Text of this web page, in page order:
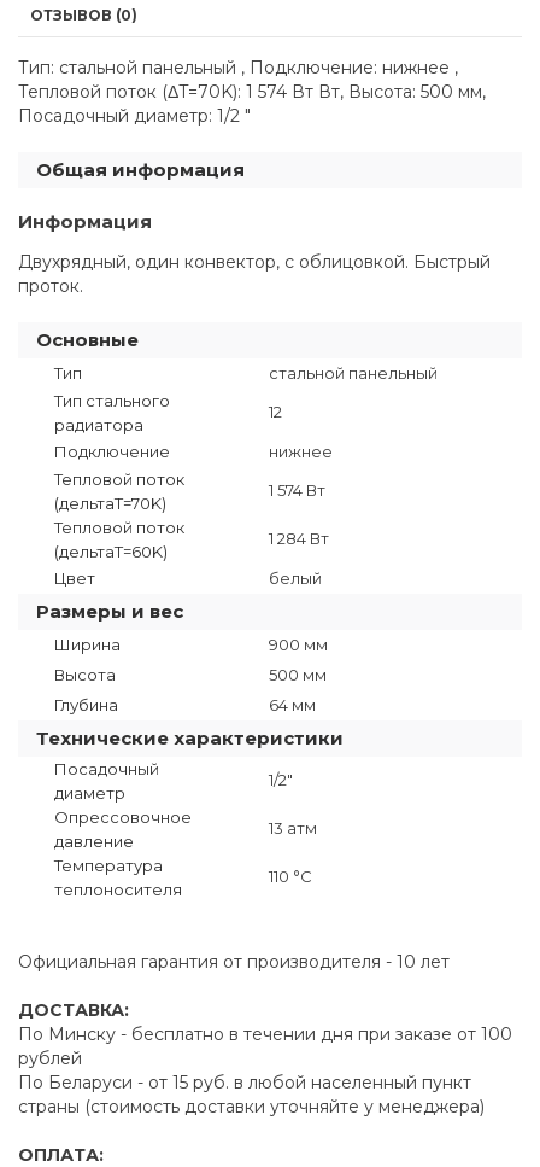
ОТЗЫВОВ (0)
Тип: стальной панельный , Подключение: нижнее ,
Тепловой поток (ΔT=70K): 1 574 Вт Вт, Высота: 500 мм,
Посадочный диаметр: 1/2 "
Общая информация
Информация
Двухрядный, один конвектор, с облицовкой. Быстрый
проток.
Основные
Тип
стальной панельный
Тип стального
радиатора
12
Подключение
нижнее
Тепловой поток
(дельтаT=70K)
1 574 Вт
Тепловой поток
(дельтаТ=60K)
1 284 Вт
Цвет белый
Размеры и вес
Ширина
900 мм
Высота
500 мм
Глубина
64 мм
Технические характеристики
Посадочный
диаметр
1/2"
Опрессовочное
давление
13 атм
Температура
теплоносителя
110 °C
Официальная гарантия от производителя - 10 лет
ДОСТАВКА:
По Минску - бесплатно в течении дня при заказе от 100
рублей
По Беларуси - от 15 руб. в любой населенный пункт
страны (стоимость доставки уточняйте у менеджера)
ОПЛАТА: